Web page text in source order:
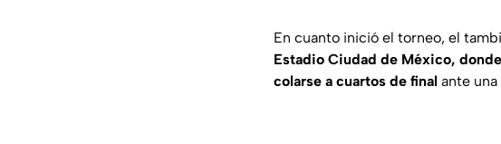
En cuanto inició el torneo, el
Estadio Ciudad de México,
colarse a cuartos de final ante